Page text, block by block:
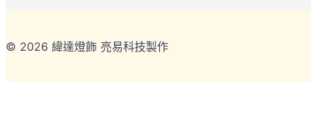
© 2026 緯達燈飾 亮易科技製作